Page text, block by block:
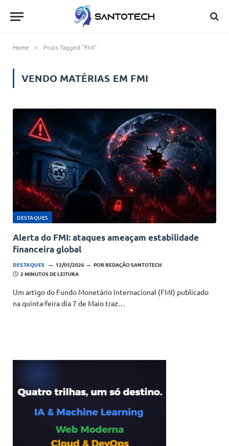
Home » Posts Tagged "FMI"
VENDO MATÉRIAS EM FMI
DESTAQUES
Alerta do FMI: ataques ameaçam estabilidade
financeira global
DESTAQUES 12/05/2026 POR REDAÇÃO SANTOTECH
2 MINUTOS DE LEITURA
Um artigo do Fundo Monetário Internacional (FMI) publicado
na quinta-feira dia 7 de Maio traz…